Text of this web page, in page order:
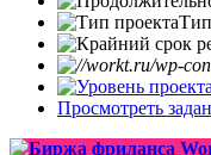
Просмотреть